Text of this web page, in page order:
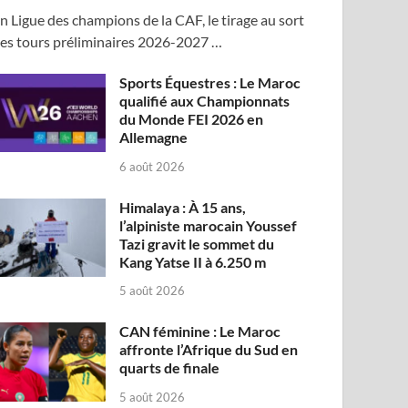
Ligue des champions de la CAF, le tirage au sort
tours préliminaires 2026-2027 …
Sports Équestres : Le Maroc
qualifié aux Championnats
du Monde FEI 2026 en
Allemagne
6 août 2026
Himalaya : À 15 ans,
l’alpiniste marocain Youssef
Tazi gravit le sommet du
Kang Yatse II à 6.250 m
5 août 2026
CAN féminine : Le Maroc
affronte l’Afrique du Sud en
quarts de finale
5 août 2026